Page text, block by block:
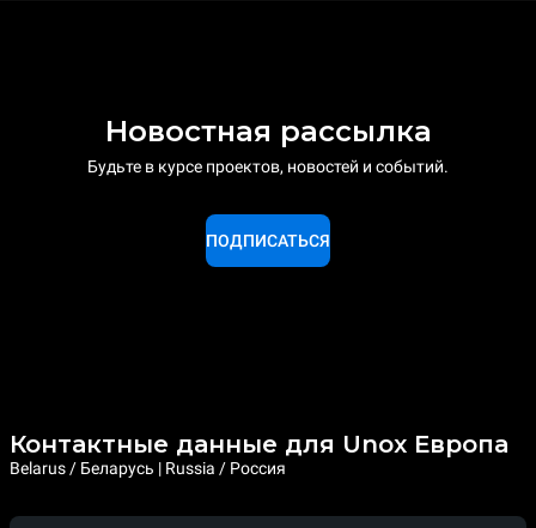
Новостная рассылка
Будьте в курсе проектов, новостей и событий.
ПОДПИСАТЬСЯ
Контактные данные для Unox Европа
Belarus / Беларусь | Russia / Россия